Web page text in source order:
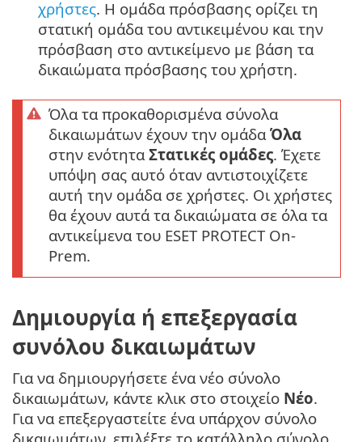
χρήστες. Η ομάδα πρόσβασης ορίζει τη
στατική ομάδα του αντικειμένου και την
πρόσβαση στο αντικείμενο με βάση τα
δικαιώματα πρόσβασης του χρήστη.
Όλα τα προκαθορισμένα σύνολα
δικαιωμάτων έχουν την ομάδαΌλα
στην ενότηταΣτατικές ομάδες. Έχετε
υπόψη σας αυτό όταν αντιστοιχίζετε
αυτή την ομάδα σε χρήστες. Οι χρήστες
θα έχουν αυτά τα δικαιώματα σε όλα τα
αντικείμενα του ESET PROTECT On-
Prem.
Δημιουργία ή επεξεργασία
συνόλου δικαιωμάτων
Για να δημιουργήσετε ένα νέο σύνολο
δικαιωμάτων, κάντε κλικ στο στοιχείο Νέο.
Για να επεξεργαστείτε ένα υπάρχον σύνολο